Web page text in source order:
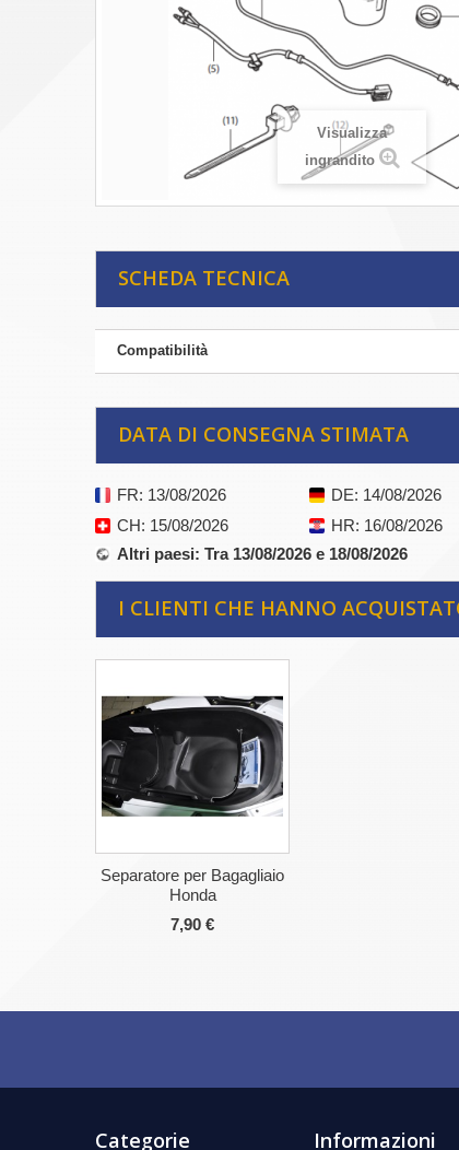
Visualizza
ingrandito
SCHEDA TECNICA
Compatibilità
DATA DI CONSEGNA STIMATA
FR: 13/08/2026 DE: 14/08/2026
CH: 15/08/2026 HR: 16/08/2026
Altri paesi: Tra 13/08/2026 e 18/08/2026
I CLIENTI CHE HANNO
Separatore per Bagagliaio
Honda
7,90 €
Categorie Informazioni